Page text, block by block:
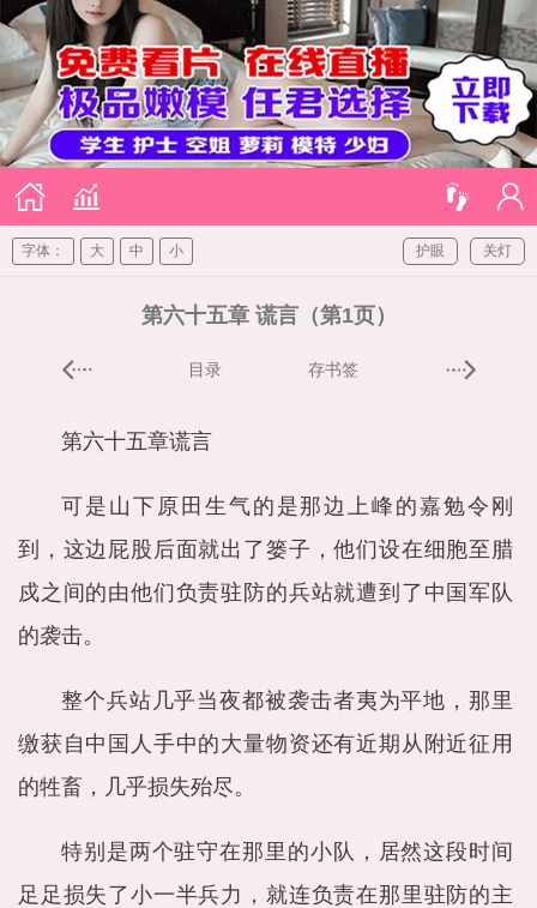
关灯
护眼
字体： 大 中 小
第六十五章 谎言（第1页）
目录 存书签
第六十五章谎言
可是山下原田生气的是那边上峰的嘉勉令刚
到，这边屁股后面就出了篓子，他们设在细胞至腊
戍之间的由他们负责驻防的兵站就遭到了中国军队
的袭击。
整个兵站几乎当夜都被袭击者夷为平地，那里
缴获自中国人手中的大量物资还有近期从附近征用
的牲畜，几乎损失殆尽。
特别是两个驻守在那里的小队，居然这段时间
足足损失了小一半兵力，就连负责在那里驻防的主